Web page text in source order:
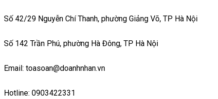
Số 42/29 Nguyễn Chí Thanh, phường Giảng Võ, TP Hà Nội
Số 142 Trần Phú, phường Hà Đông, TP Hà Nội
Email: toasoan@doanhnhan.vn
Hotline: 0903422331